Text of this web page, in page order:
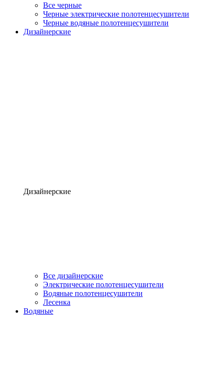
Все черные
Черные электрические полотенцесушители
Черные водяные полотенцесушители
Дизайнерские
Дизайнерские
Все дизайнерские
Электрические полотенцесушители
Водяные полотенцесушители
Лесенка
Водяные